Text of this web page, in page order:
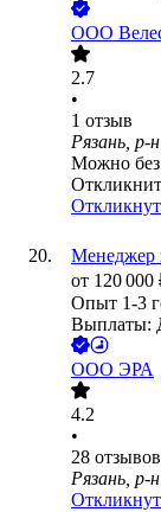
ООО
2.7
•
1 отзыв
Рязань, р-
Можно
Менеджер
от 120 000
Опыт 1-3
Выплаты:
ООО ЭРА
4.2
•
28 отзывов
Рязань, р-